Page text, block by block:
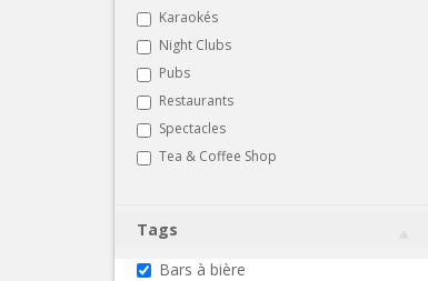
Karaokés
Night Clubs
Pubs
Restaurants
Spectacles
Tea & Coffee Shop
Tags
Bars à bière